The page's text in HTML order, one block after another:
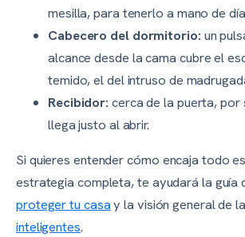
mesilla, para tenerlo a mano de
Cabecero del dormitorio: un
alcance desde la cama cubre el
temido, el del intruso de
Recibidor: cerca de la puerta, por
llega justo al abrir.
Si quieres entender cómo encaja todo
estrategia completa, te ayudará la guía
proteger tu casay la visión general de
inteligentes.